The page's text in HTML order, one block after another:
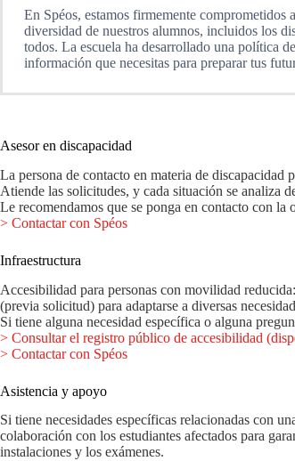
En Spéos, estamos firmemente comprometidos
diversidad de nuestros alumnos, incluidos los
todos. La escuela ha desarrollado una política
información que necesitas para preparar tus
Asesor en discapacidad
La persona de contacto en materia de discapacidad
Atiende las solicitudes, y cada situación se analiza
Le recomendamos que se ponga en contacto con
> Contactar con Spéos
Infraestructura
Accesibilidad para personas con movilidad
(previa solicitud) para adaptarse a diversas
Si tiene alguna necesidad específica o alguna
> Consultar el registro público de accesibilidad
> Contactar con Spéos
Asistencia y apoyo
Si tiene necesidades específicas relacionadas con
colaboración con los estudiantes afectados para
instalaciones y los exámenes.